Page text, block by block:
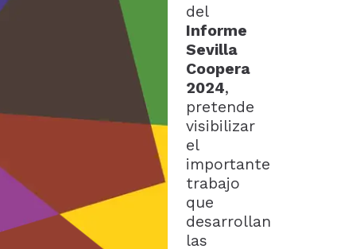
del
Informe
Sevilla
Coopera
2024,
pretende
visibilizar
el
importante
trabajo
que
desarrollan
las